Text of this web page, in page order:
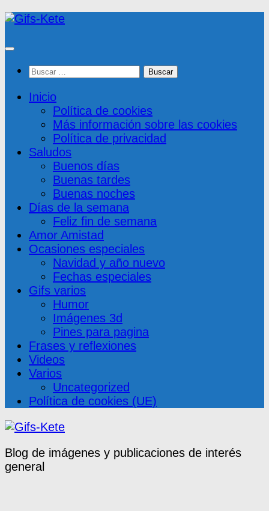
Saltar
contenido
Buscar:
Inicio
Política de cookies
Más información sobre las cookies
Política de privacidad
Saludos
Buenos días
Buenas tardes
Buenas noches
Días de la semana
Feliz fin de semana
Amor Amistad
Ocasiones especiales
Navidad y año nuevo
Fechas especiales
Gifs varios
Humor
Imágenes 3d
Pines para pagina
Frases y reflexiones
Videos
Varios
Uncategorized
Política de cookies (UE)
Blog de imágenes y publicaciones de interés
general